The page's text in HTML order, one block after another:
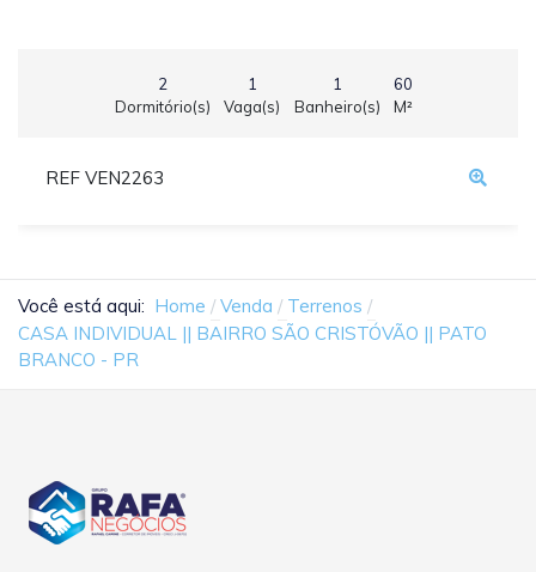
2
Dormitório(s)
1
Vaga(s)
1
Banheiro(s)
60
M²
REF VEN2263
Você está aqui: Home Venda
Terrenos
CASA INDIVIDUAL || BAIRRO SÃO CRISTÓVÃO || PATO
BRANCO - PR